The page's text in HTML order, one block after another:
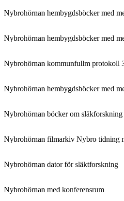
Nybrohörnan hembygdsböcker med
Nybrohörnan hembygdsböcker med
Nybrohörnan kommunfullm protokoll
Nybrohörnan hembygdsböcker med
Nybrohörnan böcker om släkforskning
Nybrohörnan filmarkiv Nybro tidning
Nybrohörnan dator för släktforskning
Nybrohörnan med konferensrum